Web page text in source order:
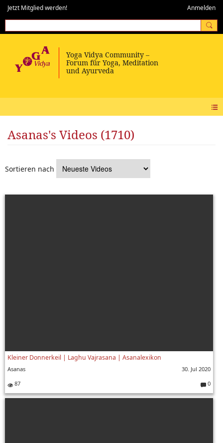
Jetzt Mitglied werden! Anmelden
Asanas's Videos (1710)
Sortieren nach
Kleiner Donnerkeil | Laghu Vajrasana | Asanalexikon
Asanas
30. Jul 2020
87
0